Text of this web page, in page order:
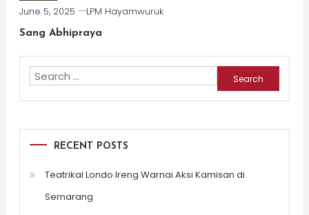
June 5, 2025 LPM Hayamwuruk
Sang Abhipraya
Search
for:
RECENT POSTS
Teatrikal Londo Ireng Warnai Aksi Kamisan di
Semarang